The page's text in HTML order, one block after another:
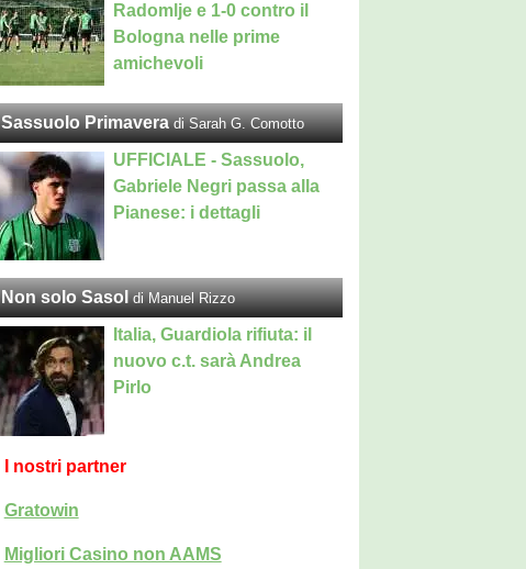
Radomlje e 1-0 contro il
Bologna nelle prime
amichevoli
Sassuolo Primavera di Sarah G. Comotto
UFFICIALE - Sassuolo,
Gabriele Negri passa alla
Pianese: i dettagli
Non solo Sasol di Manuel Rizzo
Italia, Guardiola rifiuta: il
nuovo c.t. sarà Andrea
Pirlo
I nostri partner
Gratowin
Migliori Casino non AAMS